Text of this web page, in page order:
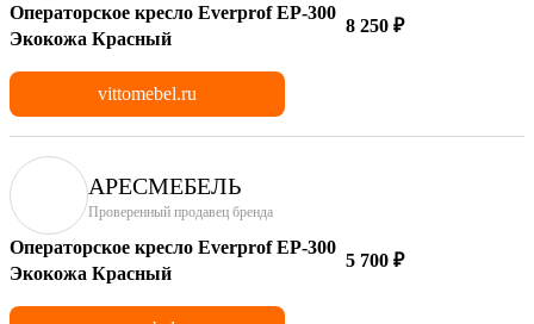
Операторское кресло Everprof EP-300
Экокожа Красный
8 250 ₽
vittomebel.ru
АРЕСМЕБЕЛЬ
Проверенный продавец бренда
Операторское кресло Everprof EP-300
Экокожа Красный
5 700 ₽